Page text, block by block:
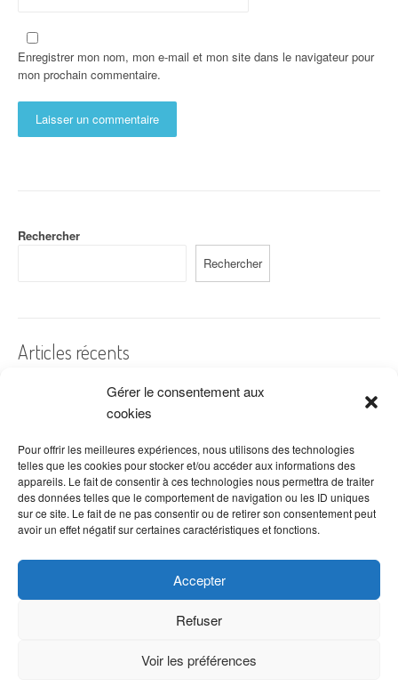
Gérer le consentement aux
cookies
Pour offrir les meilleures expériences, nous utilisons des technologies
telles que les cookies pour stocker et/ou accéder aux informations des
appareils. Le fait de consentir à ces technologies nous permettra de traiter
des données telles que le comportement de navigation ou les ID uniques
sur ce site. Le fait de ne pas consentir ou de retirer son consentement peut
avoir un effet négatif sur certaines caractéristiques et fonctions.
Accepter
Refuser
Voir les préférences
Enregistrer mon nom, mon e-mail et mon site dans le navigateur pour
mon prochain commentaire.
Rechercher
Rechercher
Articles récents
A quelles dates de l’année offre-t-on des fleurs ?
Les fleurs préférées des Français
Combien de fois arroser un cactus ?
Quelles fleurs offrir pour la fête des mères ?
Idées de décoration avec fleurs séchées